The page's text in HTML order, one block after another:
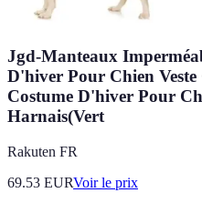
Jgd-Manteaux
D'hiver Pour Chien
Costume D'hiver Pour
Harnais(Vert
Rakuten FR
69.53 EURVoir le prix